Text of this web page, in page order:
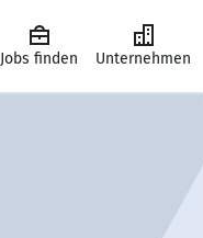
Jobs finden Unternehmen